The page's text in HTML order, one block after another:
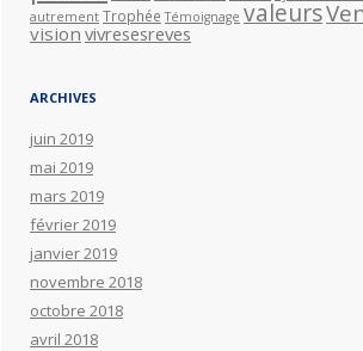
autrement Trophée Témoignage valeurs
vision vivresesreves
ARCHIVES
juin 2019
mai 2019
mars 2019
février 2019
janvier 2019
novembre 2018
octobre 2018
avril 2018